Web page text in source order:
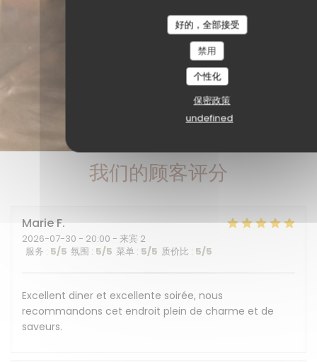
好的，全部接受
禁用
个性化
保密政策
undefined
我们的顾客评分
Marie F
2026-07-30 - 20:00 - 来宾 2
服务 : 5/5 氛围 : 5/5 菜单 : 5/5 质价比 : 5/5
Excellent diner et excellente soirée, nous
recommandons cet endroit plein de charme et de
saveurs.